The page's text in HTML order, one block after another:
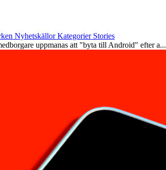
NyhetskällorKategorier Stories
uppmanas att "byta till Android" efter a...